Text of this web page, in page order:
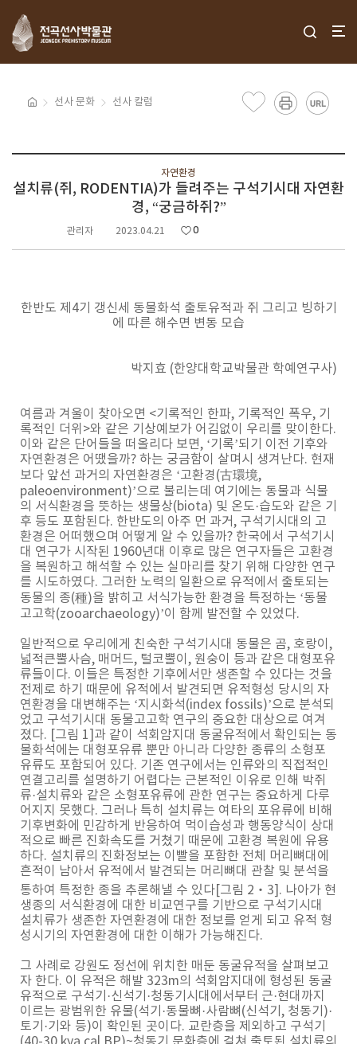
선사 문화 선사 칼럼
자연환경
설치류(쥐, RODENTIA)가 들려주는 구석기시대 자연환
경, “궁금하쥐?”
관리자 2023.04.21 0
한반도 제4기 갱신세 동물화석 출토유적과 쥐 그리고 빙하기
에 따른 해수면 변동 모습
박지효 (한양대학교박물관 학예연구사)
여름과 겨울이 찾아오면 <기록적인 한파, 기록적인 폭우, 기
록적인 더위>와 같은 기상예보가 어김없이 우리를 맞이한다.
이와 같은 단어들을 떠올리다 보면, ‘기록’되기 이전 기후와
자연환경은 어땠을까? 하는 궁금함이 살며시 생겨난다. 현재
보다 앞선 과거의 자연환경은 ‘고환경(古環境,
paleoenvironment)’으로 불리는데 여기에는 동물과 식물
의 서식환경을 뜻하는 생물상(biota) 및 온도·습도와 같은 기
후 등도 포함된다. 한반도의 아주 먼 과거, 구석기시대의 고
환경은 어떠했으며 어떻게 알 수 있을까? 한국에서 구석기시
대 연구가 시작된 1960년대 이후로 많은 연구자들은 고환경
을 복원하고 해석할 수 있는 실마리를 찾기 위해 다양한 연구
를 시도하였다. 그러한 노력의 일환으로 유적에서 출토되는
동물의 종(種)을 밝히고 서식가능한 환경을 특정하는 ‘동물
고고학(zooarchaeology)’이 함께 발전할 수 있었다.
일반적으로 우리에게 친숙한 구석기시대 동물은 곰, 호랑이,
넓적큰뿔사슴, 매머드, 털코뿔이, 원숭이 등과 같은 대형포유
류들이다. 이들은 특정한 기후에서만 생존할 수 있다는 것을
전제로 하기 때문에 유적에서 발견되면 유적형성 당시의 자
연환경을 대변해주는 ‘지시화석(index fossils)’으로 분석되
었고 구석기시대 동물고고학 연구의 중요한 대상으로 여겨
졌다. [그림 1]과 같이 석회암지대 동굴유적에서 확인되는 동
물화석에는 대형포유류 뿐만 아니라 다양한 종류의 소형포
유류도 포함되어 있다. 기존 연구에서는 인류와의 직접적인
연결고리를 설명하기 어렵다는 근본적인 이유로 인해 박쥐
류·설치류와 같은 소형포유류에 관한 연구는 중요하게 다루
어지지 못했다. 그러나 특히 설치류는 여타의 포유류에 비해
기후변화에 민감하게 반응하여 먹이습성과 행동양식이 상대
적으로 빠른 진화속도를 거쳤기 때문에 고환경 복원에 유용
하다. 설치류의 진화정보는 이빨을 포함한 전체 머리뼈대에
흔적이 남아서 유적에서 발견되는 머리뼈대 관찰 및 분석을
통하여 특정한 종을 추론해낼 수 있다[그림 2‧3]. 나아가 현
생종의 서식환경에 대한 비교연구를 기반으로 구석기시대
설치류가 생존한 자연환경에 대한 정보를 얻게 되고 유적 형
성시기의 자연환경에 대한 이해가 가능해진다.
그 사례로 강원도 정선에 위치한 매둔 동굴유적을 살펴보고
자 한다. 이 유적은 해발 323m의 석회암지대에 형성된 동굴
유적으로 구석기·신석기·청동기시대에서부터 근·현대까지
이르는 광범위한 유물(석기·동물뼈·사람뼈(신석기, 청동기)·
토기·기와 등)이 확인된 곳이다. 교란층을 제외하고 구석기